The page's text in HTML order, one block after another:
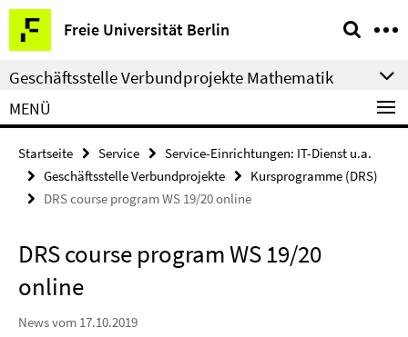
Springe
direkt
zu
Inhalt
Freie Universität Berlin
Service-
Navigation
Geschäftsstelle Verbundprojekte Mathematik
MENÜ
Startseite Service
Service-Einrichtungen: IT-Dienst u.a.
Geschäftsstelle Verbundprojekte
Kursprogramme (DRS)
DRS course program WS 19/20 online
DRS course program WS 19/20
online
News vom 17.10.2019